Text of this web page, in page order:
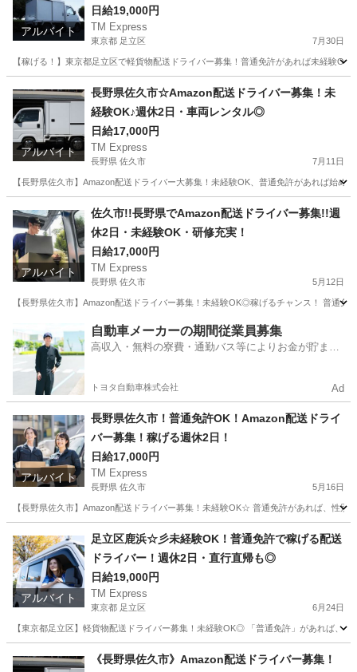
アルバイト
日給19,000円
TM Express
東京都 足立区 7月30日
【稼げる！】東京都足立区で軽貨物配送ドライバー募集！普通免許があれば未経験
ドライバー
アルバイト
長野県佐久市☆Amazon配送ドライバー募集！未
経験OK♪週休2日・車両レンタル◎
日給17,000円
TM Express
長野県 佐久市 7月11日
【長野県佐久市】Amazon配送ドライバー大募集！未経験OK、普通免許があれば始
ドライバー Amazon
アルバイト
佐久市!!長野県でAmazon配送ドライバー募集!!週
休2日・未経験OK・研修充実！
日給17,000円
TM Express
長野県 佐久市 5月12日
【長野県佐久市】Amazon配送ドライバー募集！未経験OK◎稼げるチャンス！ 普通
ドライバー Amazon
自動車メーカーの期間従業員募集
高収入・無料の寮費・通勤バス等によりお金が貯まり
トヨタ自動車株式会社 Ad
アルバイト
長野県佐久市！普通免許OK！Amazon配送ドライ
バー募集！稼げる週休2日！
日給17,000円
TM Express
長野県 佐久市 5月16日
【長野県佐久市】Amazon配送ドライバー募集！未経験OK☆ 普通免許があれば、性
ドライバー Amazon
アルバイト
足立区鹿浜☆彡未経験OK！普通免許で稼げる配送
ドライバー！週休2日・直行直帰も◎
日給19,000円
TM Express
東京都 足立区 6月24日
【東京都足立区】軽貨物配送ドライバー募集！未経験OK◎ 「普通免許」があれば、
ドライバー 社用車
《長野県佐久市》Amazon配送ドライバー募集！